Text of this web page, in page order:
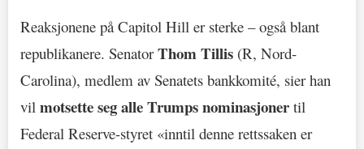
Reaksjonene på Capitol Hill er sterke – også blant
republikanere. SenatorThom Tillis (R, Nord-
Carolina), medlem av Senatets bankkomité, sier han
vil motsette seg alle Trumps nominasjoner til
Federal Reserve-styret «inntil denne rettssaken er